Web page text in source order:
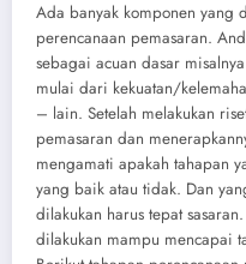
Ada banyak komponen yang
perencanaan pemasaran.
sebagai acuan dasar
mulai dari kekuatan/
– lain. Setelah melakukan
pemasaran dan
mengamati apakah tahapan
yang baik atau tidak. Dan
dilakukan harus tepat
dilakukan mampu mencapai